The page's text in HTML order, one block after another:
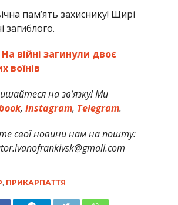
пам’ять захиснику! Щирі
загиблого.
На війні загинули двоє
воїнів
на зв’язку! Ми
, Instagram, Telegram.
свої новини нам на пошту:
ПРИКАРПАТТЯ